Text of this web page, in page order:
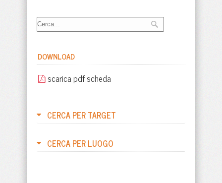
DOWNLOAD
scarica pdf scheda
CERCA PER TARGET
CERCA PER LUOGO